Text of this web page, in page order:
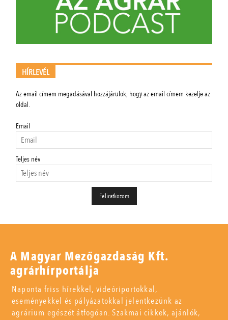
HÍRLEVÉL
Az email címem megadásával hozzájárulok, hogy az email címem kezelje az
oldal.
Email
Teljes név
A Magyar Mezőgazdaság Kft.
agrárhírportálja
Naponta friss hírekkel, videóriportokkal,
eseményekkel és pályázatokkal jelentkezünk az
agrárium egészét átfogóan. Szakmai cikkek, ajánlók,